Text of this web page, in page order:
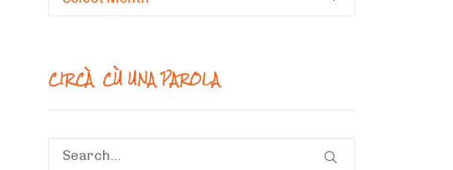
CIRCÀ CÙ UNA PAROLA